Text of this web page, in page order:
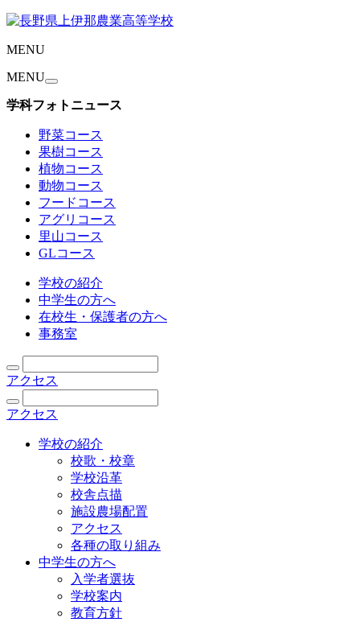
MENU
MENU
学科フォトニュース
野菜コース
果樹コース
植物コース
動物コース
フードコース
アグリコース
里山コース
GLコース
学校の紹介
中学生の方へ
在校生・保護者の方へ
事務室
アクセス
アクセス
学校の紹介
校歌・校章
学校沿革
校舎点描
施設農場配置
アクセス
各種の取り組み
中学生の方へ
入学者選抜
学校案内
教育方針